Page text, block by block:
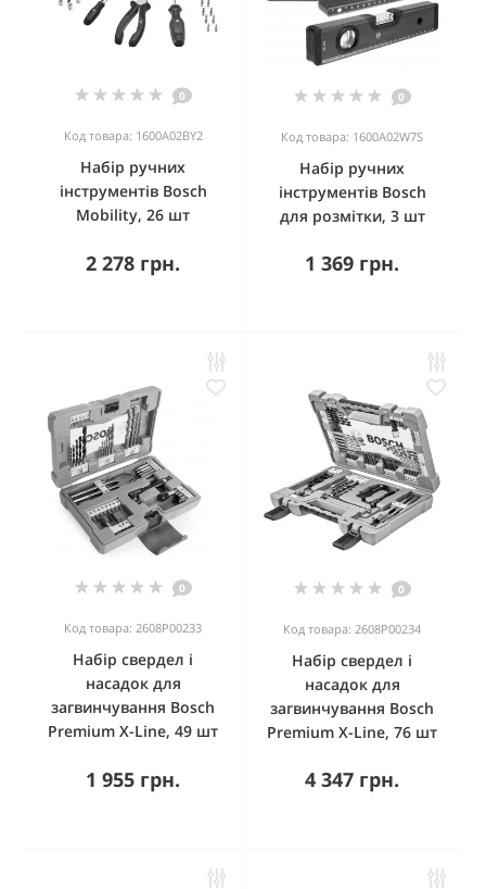
0
Код товара: 1600A02BY2
Набір ручних
інструментів Bosch
Mobility, 26 шт
2 278 грн.
0
Код товара: 1600A02W7S
Набір ручних
інструментів Bosch
для розмітки, 3 шт
1 369 грн.
0
Код товара: 2608P00233
Набір свердел і
насадок для
загвинчування Bosch
Premium X-Line, 49 шт
1 955 грн.
0
Код товара: 2608P00234
Набір свердел і
насадок для
загвинчування Bosch
Premium X-Line, 76 шт
4 347 грн.